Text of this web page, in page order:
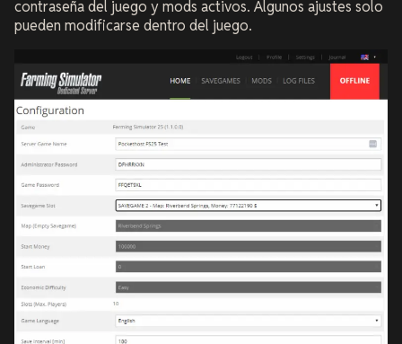
contraseña del juego y mods activos. Algunos ajustes solo
pueden modificarse dentro del juego.